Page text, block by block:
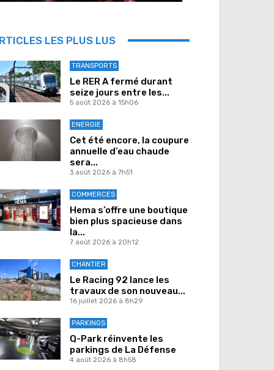
LES PLUS LUS
TRANSPORTS
Le RER A fermé durant
seize jours entre les...
5 août 2026 à 15h06
ENERGIE
Cet été encore, la coupure
annuelle d’eau chaude
sera...
3 août 2026 à 7h51
COMMERCES
Hema s’offre une boutique
bien plus spacieuse dans
la...
7 août 2026 à 20h12
CHANTIER
Le Racing 92 lance les
travaux de son nouveau...
16 juillet 2026 à 8h29
PARKINGS
Q-Park réinvente les
parkings de La Défense
4 août 2026 à 8h58